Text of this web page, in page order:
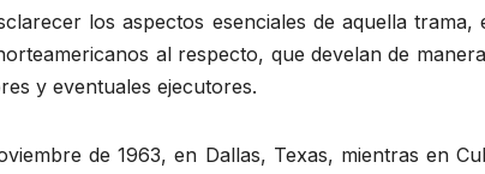
los aspectos esenciales de aquella trama,
al respecto, que develan de
y eventuales ejecutores.
de 1963, en Dallas, Texas, mientras en